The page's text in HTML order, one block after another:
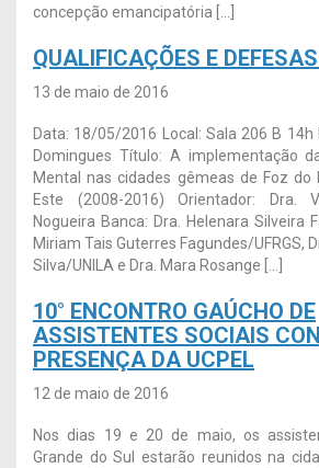
concepção emancipatória […]
QUALIFICAÇÕES E
13 de maio de 2016
Data: 18/05/2016 Local: Sala 206 B 14h
Domingues Título: A implementação
Mental nas cidades gêmeas de Foz do
Este (2008-2016) Orientador: Dra.
Nogueira Banca: Dra. Helenara Silveira
Miriam Tais Guterres Fagundes/UFRGS,
Silva/UNILA e Dra. Mara Rosange […]
10° ENCONTRO GAÚCHO DE
ASSISTENTES SOCIAIS
PRESENÇA DA UCPEL
12 de maio de 2016
Nos dias 19 e 20 de maio, os
Grande do Sul estarão reunidos na